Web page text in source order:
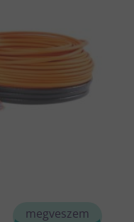
megveszem